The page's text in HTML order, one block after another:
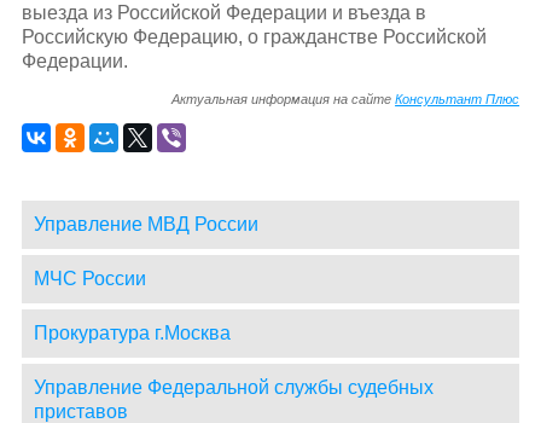
выезда из Российской Федерации и въезда в
Российскую Федерацию, о гражданстве Российской
Федерации.
Актуальная информация на сайтеКонсультант Плюс
Управление МВД России
МЧС России
Прокуратура г.Москва
Управление Федеральной службы судебных
приставов